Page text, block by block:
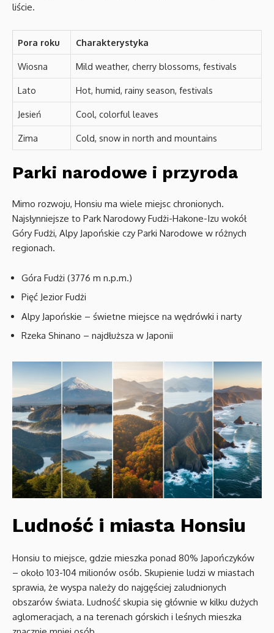
liście.
Pora roku Charakterystyka
Wiosna Mild weather, cherry blossoms, festivals
Lato Hot, humid, rainy season, festivals
Jesień Cool, colorful leaves
Zima Cold, snow in north and mountains
Parki narodowe i przyroda
Mimo rozwoju, Honsiu ma wiele miejsc chronionych.
Najsłynniejsze to Park Narodowy Fudżi-Hakone-Izu wokół
Góry Fudżi, Alpy Japońskie czy Parki Narodowe w różnych
regionach.
Góra Fudżi (3776 m n.p.m.)
Pięć Jezior Fudżi
Alpy Japońskie – świetne miejsce na wędrówki i narty
Rzeka Shinano – najdłuższa w Japonii
Ludność i miasta Honsiu
Honsiu to miejsce, gdzie mieszka ponad 80% Japończyków
– około 103-104 milionów osób. Skupienie ludzi w miastach
sprawia, że wyspa należy do najgęściej zaludnionych
obszarów świata. Ludność skupia się głównie w kilku dużych
aglomeracjach, a na terenach górskich i leśnych mieszka